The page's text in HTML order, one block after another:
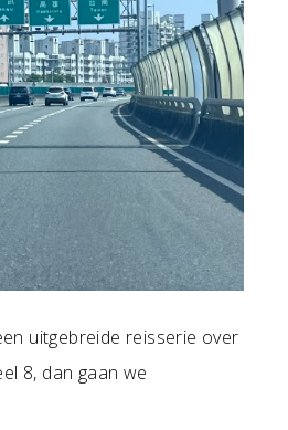
uitgebreide reisserie over
8, dan gaan we